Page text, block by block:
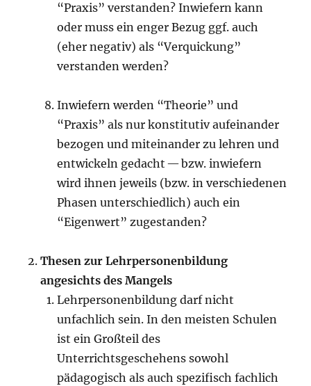
“Praxis” verstanden? Inwiefern kann
oder muss ein enger Bezug ggf. auch
(eher negativ) als “Verquickung”
verstanden werden?
Inwiefern werden “Theorie” und
“Praxis” als nur konstitutiv aufeinander
bezogen und miteinander zu lehren und
entwickeln gedacht — bzw. inwiefern
wird ihnen jeweils (bzw. in verschiedenen
Phasen unterschiedlich) auch ein
“Eigenwert” zugestanden?
Thesen zur Lehrpersonenbildung
angesichts des Mangels
Lehrpersonenbildung darf nicht
unfachlich sein. In den meisten Schulen
ist ein Großteil des
Unterrichtsgeschehens sowohl
pädagogisch als auch spezifisch fachlich